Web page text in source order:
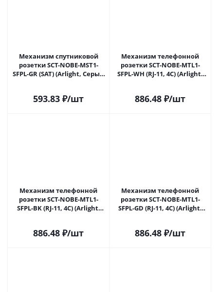
Механизм спутниковой
розетки SCT-NOBE-MST1-
SFPL-GR (SAT) (Arlight, Серый
593.83 ₽/шт
Механизм телефонной
розетки SCT-NOBE-MTL1-
SFPL-WH (RJ-11, 4C) (Arlight,
886.48 ₽/шт
Механизм телефонной
розетки SCT-NOBE-MTL1-
SFPL-BK (RJ-11, 4C) (Arlight,
886.48 ₽/шт
Механизм телефонной
розетки SCT-NOBE-MTL1-
SFPL-GD (RJ-11, 4C) (Arlight,
886.48 ₽/шт